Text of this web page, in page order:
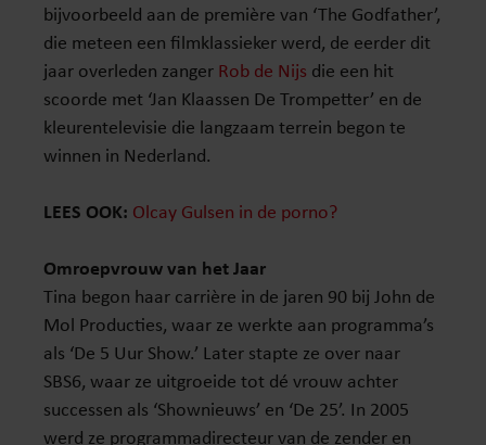
bijvoorbeeld aan de première van ‘The Godfather’,
die meteen een filmklassieker werd, de eerder dit
jaar overleden zanger Rob de Nijs die een hit
scoorde met ‘Jan Klaassen De Trompetter’ en de
kleurentelevisie die langzaam terrein begon te
winnen in Nederland.
LEES OOK: Olcay Gulsen in de porno?
Omroepvrouw van het Jaar
Tina begon haar carrière in de jaren 90 bij John de
Mol Producties, waar ze werkte aan programma’s
als ‘De 5 Uur Show.’ Later stapte ze over naar
SBS6, waar ze uitgroeide tot dé vrouw achter
successen als ‘Shownieuws’ en ‘De 25’. In 2005
werd ze programmadirecteur van de zender en